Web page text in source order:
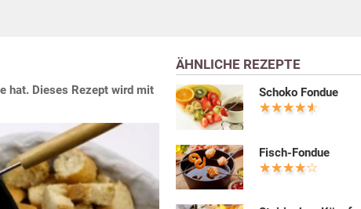
hat. Dieses Rezept wird mit
ÄHNLICHE REZEPTE
Schoko Fondue
Fisch-Fondue